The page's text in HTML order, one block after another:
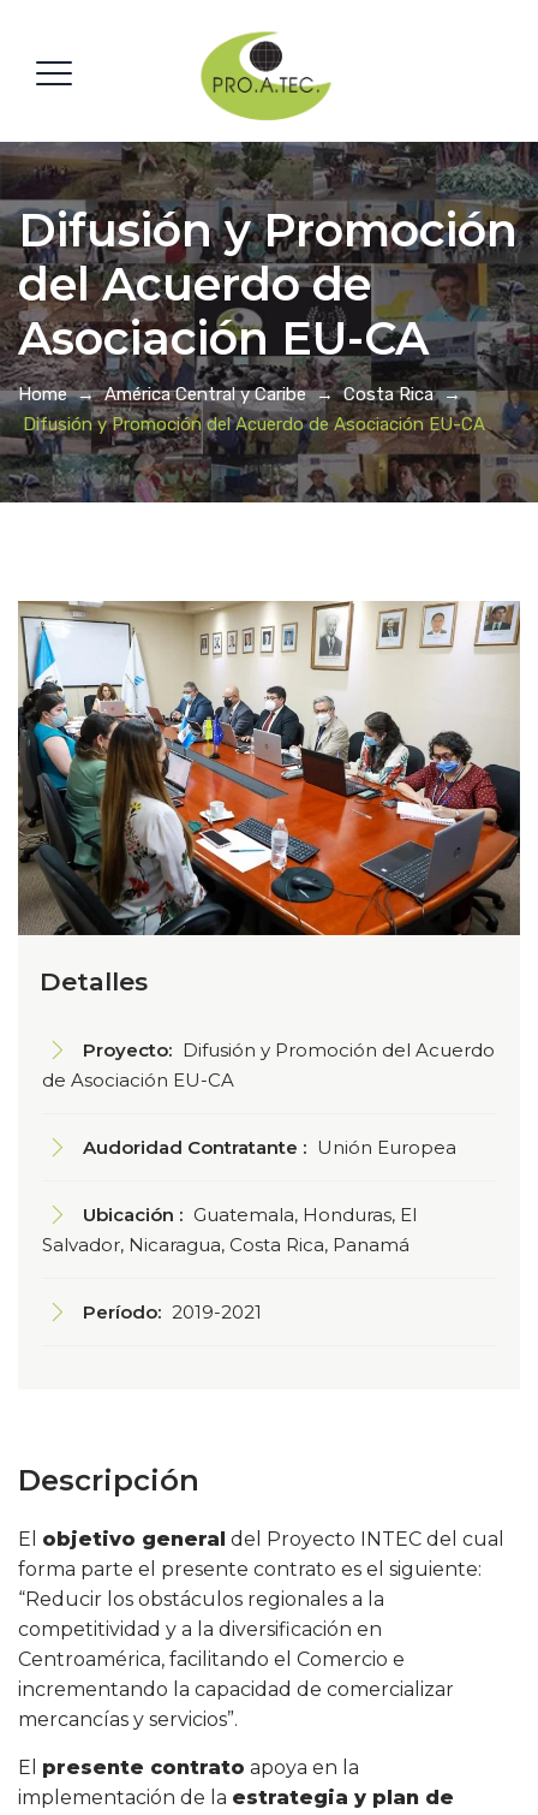
Difusión y Promoción
del Acuerdo de
Asociación EU-CA
Home→América Central y Caribe→Costa Rica→
Difusión y Promoción del Acuerdo de Asociación EU-CA
Detalles
Proyecto: Difusión y Promoción del Acuerdo
de Asociación EU-CA
Audoridad Contratante : Unión Europea
Ubicación : Guatemala, Honduras, El
Salvador, Nicaragua, Costa Rica, Panamá
Período: 2019-2021
Descripción
El objetivo general del Proyecto INTEC del cual
forma parte el presente contrato es el siguiente:
“Reducir los obstáculos regionales a la
competitividad y a la diversificación en
Centroamérica, facilitando el Comercio e
incrementando la capacidad de comercializar
mercancías y servicios”.
El presente contrato apoya en la
implementación de la estrategia y plan de